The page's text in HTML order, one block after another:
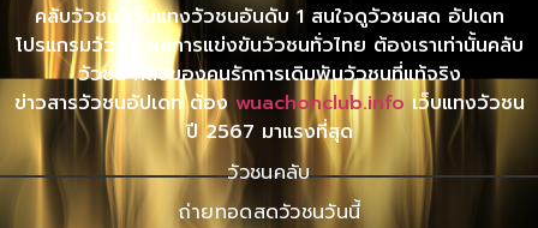
คลับวัวชน เว็บแทงวัวชนอันดับ 1 สนใจดูวัวชนสด อัปเดท
โปรแกรมวัวชน ผลการแข่งขันวัวชนทั่วไทย ต้องเราเท่านั้นคลับ
วัวชน คลับของคนรักการเดิมพันวัวชนที่แท้จริง
ข่าวสารวัวชนอัปเดท ต้อง wuachonclub.info เว็บแทงวัวชน
ปี 2567 มาแรงที่สุด
วัวชนคลับ
ถ่ายทอดสดวัวชนวันนี้